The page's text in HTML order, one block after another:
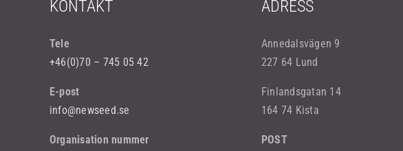
KONTAKT
Tele
+46(0)70 – 745 05 42
E-post
info@newseed.se
Organisation nummer
ADRESS
Annedalsvägen 9
227 64 Lund
Finlandsgatan 14
164 74 Kista
POST